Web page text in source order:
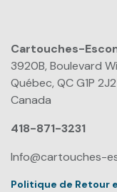
Cartouches-
3920B, Boulevard
Québec, QC G1P 2J2
Canada
418-871-3231
Info@cartouches-
Politique de Retour